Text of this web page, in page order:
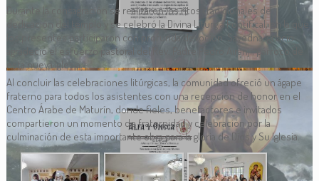
Durante la consagración se realizaron los ritos tradicionales de
dedicación del templo y se celebró la Divina Liturgia Pontifical, en la que
los presentes participaron con profunda devoción. Sayedna Ignacio
agradeció el esfuerzo pastoral del Rev. Padre Pedro Airanji, párroco de
esta nueva Iglesia.
Al concluir las celebraciones litúrgicas, la comunidad ofreció un ágape
fraterno para todos los asistentes con una recepción de honor en el
Centro Árabe de Maturín, donde fieles, benefactores e invitados
compartieron un momento de fraternidad y celebración por la
culminación de esta importante obra para la gloria de Dios y Su Iglesia.